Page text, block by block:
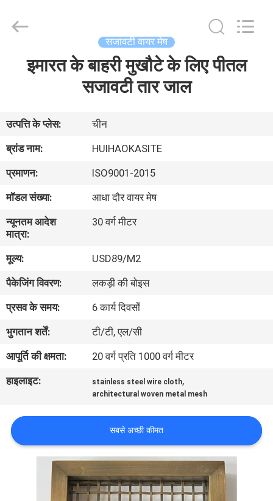
हमारे
बारे
कारखाने
दौरा
गुणवत्ता
नियंत्रण
संपर्क
करें
समाचार
Mesh
Product
सजावटी वायर मेष
इमारत के बाहरी मुखौटे के लिए पीतल
सजावटी तार जाल
उत्पत्ति के प्लेस:
चीन
ब्रांड नाम:
HUIHAOKASITE
प्रमाणन:
ISO9001-2015
मॉडल संख्या:
आधा दौर वायर मेष
न्यूनतम आदेश
मात्रा:
30 वर्ग मीटर
मूल्य:
USD89/M2
पैकेजिंग विवरण:
लकड़ी की बोइस
प्रसव के समय:
6 कार्य दिवसों
भुगतान शर्तें:
टी/टी, एल/सी
आपूर्ति की क्षमता:
20 वर्ग प्रति 1000 वर्ग मीटर
हाइलाइट:
stainless steel wire cloth,
architectural woven metal mesh
सबसे अच्छी कीमत